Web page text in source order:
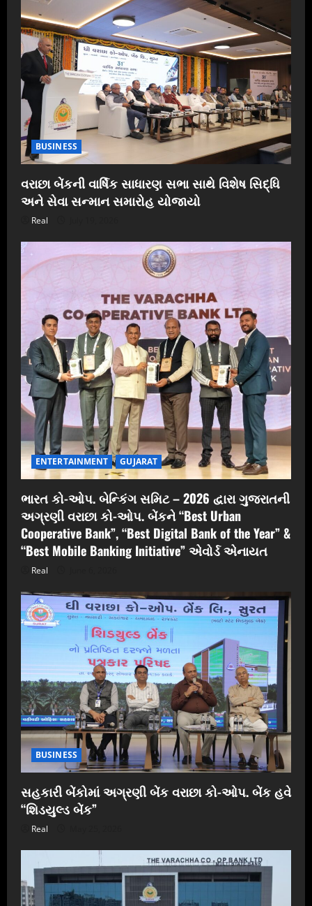
BUSINESS
વરાછા બેંકની વાર્ષિક સાધારણ સભા સાથે વિશેષ સિદ્ધિ
અને સેવા સન્માન સમારોહ યોજાયો
Real
ENTERTAINMENT GUJARAT
ભારત કો-ઓપ. બેન્કિંગ સમિટ – 2026 દ્વારા ગુજરાતની
અગ્રણી વરાછા કો-ઓપ. બેંકને “Best Urban
Cooperative Bank”, “Best Digital Bank of the Year” &
“Best Mobile Banking Initiative” એવોર્ડ એનાયત
Real
BUSINESS
સહકારી બેંકોમાં અગ્રણી બેંક વરાછા કો-ઓપ. બેંક હવે
“શિડયુલ્ડ બેંક”
Real